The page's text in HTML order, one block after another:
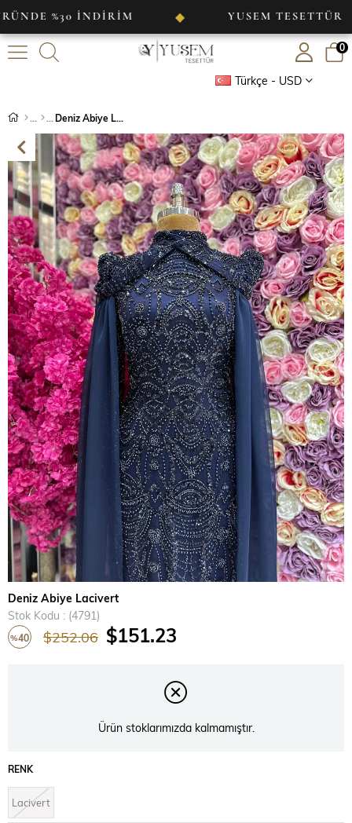
İNDİRİM ◆ YUSEM TESETTÜR ◆
Türkçe - USD
0
Deniz Abiye Lacivert
›
Deniz Abiye Lacivert
Stok Kodu
(4791)
%40 $252.06 $151.23
Ürün stoklarımızda kalmamıştır.
RENK
Lacivert